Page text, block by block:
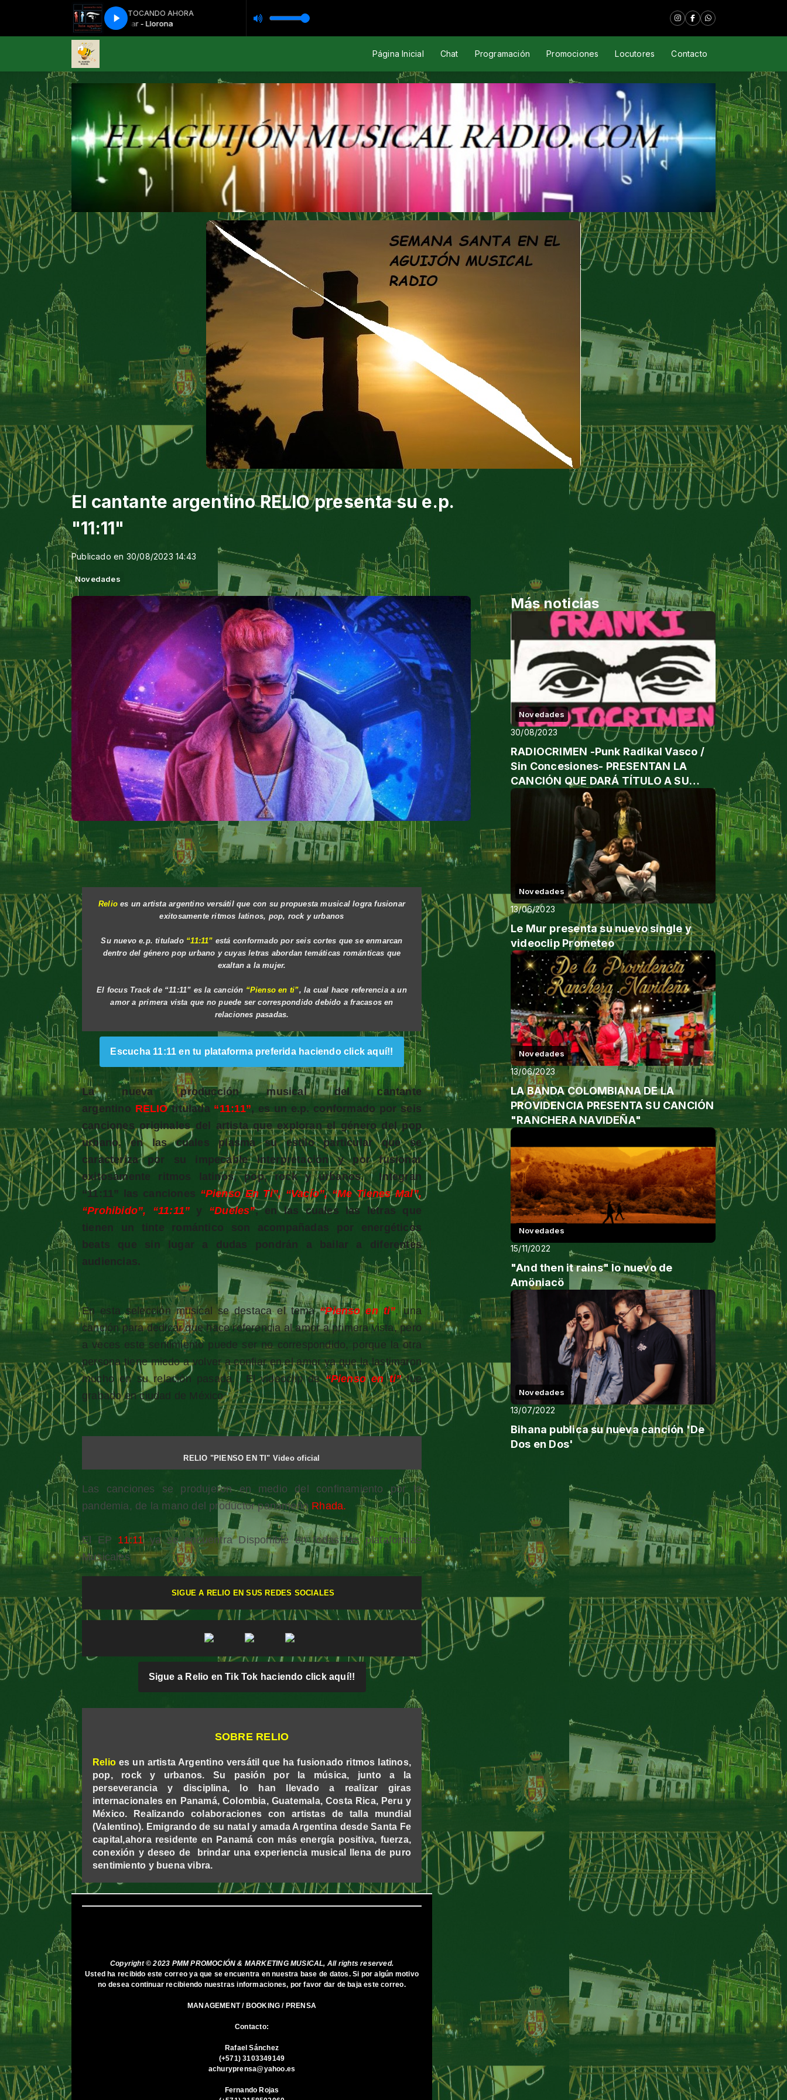
ÍDOLOS FRENTE A FRENTE con Raul Castro Romero "El Aguijón Musical"ÍDOLOS FRENTE A FRENTE con Raul Castro Romero "El Aguijón Musical"
TOCANDO AHORA
Luis Aguilar - Llorona Luis Aguilar - Llorona
Página Inicial Chat Programación Promociones Locutores Contacto
El cantante argentino RELIO presenta su e.p.
"11:11"
Publicado en 30/08/2023 14:43
Novedades
Relioes un artista argentino versátil que con su propuesta musical logra fusionar
exitosamente ritmos latinos, pop, rock y urbanos
Su nuevo e.p. titulado “11:11” está conformado por seis cortes que se enmarcan
dentro del género pop urbano y cuyas letras abordan temáticas románticas que
exaltan a la mujer.
El focus Track de “11:11” es la canción “Pienso en ti”, la cual hace referencia a un
amor a primera vista que no puede ser correspondido debido a fracasos en
relaciones pasadas.
Escucha 11:11 en tu plataforma preferida haciendo click aquí!!
La nueva producción musical del cantante
argentino RELIOtitulada “11:11”, es un e.p. conformado por seis
canciones originales del artista que exploran el género del pop
urbano, en las cuales plasma su estilo particular que se
caracteriza por su impecable interpretación y por fusionar
exitosamente ritmos latinos, pop, rock y urbanos. Integran
“11:11” las canciones “Pienso En Ti”, “Vacío”, “Me Tienes Mal”,
“Prohibido”, “11:11” y “Dueles”, en las cuales las letras que
tienen un tinte romántico son acompañadas por energéticos
beats que sin lugar a dudas pondrán a bailar a diferentes
audiencias.
En esta selección musical se destaca el tema“Pienso en ti”, una
canción para dedicar que hace referencia al amor a primera vista, pero
a veces este sentimiento puede ser no correspondido, porque la otra
persona tiene miedo a volver a confiar en el amor ya que la lastimaron
mucho en su relación pasada. El videoclip de“Pienso en ti”fue
grabado en ciudad de México
RELIO "PIENSO EN TI" Video oficial
Las canciones se produjeron en medio del confinamiento por la
pandemia, de la mano del productor panameño Rhada.
El EP 11:11 ya se encuentra Disponible en todas las plataformas
Musicales.
SIGUE A RELIO EN SUS REDES SOCIALES
Sigue a Relio en Tik Tok haciendo click aquí!!
SOBRE RELIO
Relio es un artista Argentino versátil que ha fusionado ritmos latinos,
pop, rock y urbanos. Su pasión por la música, junto a la
perseverancia y disciplina, lo han llevado a realizar giras
internacionales en Panamá, Colombia, Guatemala, Costa Rica, Peru y
México. Realizando colaboraciones con artistas de talla mundial
(Valentino). Emigrando de su natal y amada Argentina desde Santa Fe
capital,ahora residente en Panamá con más energía positiva, fuerza,
conexión y deseo de brindar una experiencia musical llena de puro
sentimiento y buena vibra.
Copyright © 2023 PMM PROMOCIÓN & MARKETING MUSICAL, All rights reserved.
Usted ha recibido este correo ya que se encuentra en nuestra base de datos. Si por algún motivo
no desea continuar recibiendo nuestras informaciones, por favor dar de baja este correo.
MANAGEMENT / BOOKING / PRENSA
Contacto:
Rafael Sánchez
(+571) 3103349149
achuryprensa@yahoo.es
Fernando Rojas
Más noticias
Novedades
30/08/2023
RADIOCRIMEN -Punk Radikal Vasco /
Sin Concesiones- PRESENTAN LA
CANCIÓN QUE DARÁ TÍTULO A SU
PRÓXIMO ÁLBUM "FRANKI"
Novedades
13/06/2023
Le Mur presenta su nuevo single y
videoclip Prometeo
Novedades
13/06/2023
LA BANDA COLOMBIANA DE LA
PROVIDENCIA PRESENTA SU CANCIÓN
"RANCHERA NAVIDEÑA"
Novedades
15/11/2022
"And then it rains" lo nuevo de
Amöniacö
Novedades
13/07/2022
Bihana publica su nueva canción 'De
Dos en Dos'